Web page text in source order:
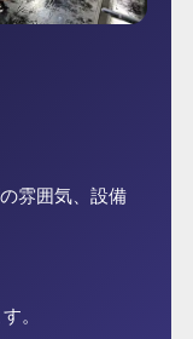
雰囲気、設備
。